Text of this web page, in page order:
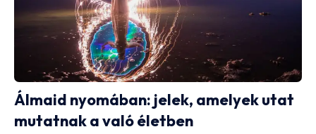
Álmaid nyomában: jelek, amelyek utat
mutatnak a való életben